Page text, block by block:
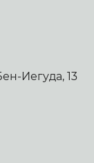
Иегуда, 13